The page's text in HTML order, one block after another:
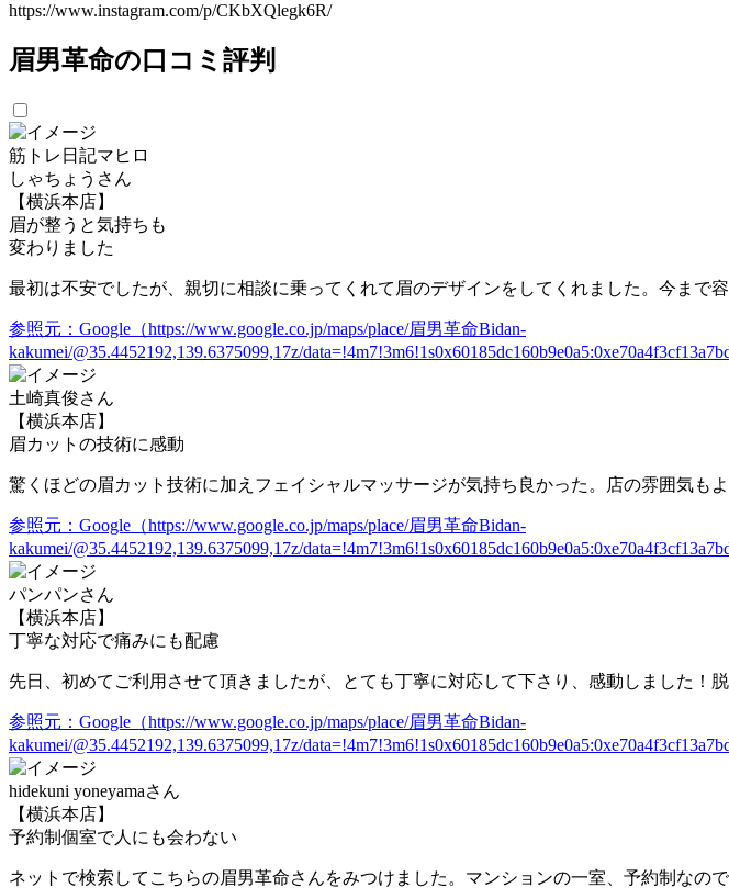
https://www.instagram.com/p/CKbXQlegk6R/
眉男革命の口コミ評判
筋トレ日記マヒロ
しゃちょうさん
【横浜本店】
眉が整うと気持ちも
変わりました
最初は不安でしたが、親切に相談に乗ってくれて眉のデザインをしてくれました。今まで
参照元：Google（https://www.google.co.jp/maps/place/眉男革命Bidan-
kakumei/@35.4452192,139.6375099,17z/
土崎真俊さん
【横浜本店】
眉カットの技術に感動
驚くほどの眉カット技術に加えフェイシャルマッサージが気持ち良かった。店の雰囲気もよ
参照元：Google（https://www.google.co.jp/maps/place/眉男革命Bidan-
kakumei/@35.4452192,139.6375099,17z/
パンパンさん
【横浜本店】
丁寧な対応で痛みにも配慮
先日、初めてご利用させて頂きましたが、とても丁寧に対応して下さり、感動しました！
参照元：Google（https://www.google.co.jp/maps/place/眉男革命Bidan-
kakumei/@35.4452192,139.6375099,17z/
hidekuni yoneyamaさん
【横浜本店】
予約制個室で人にも会わない
ネットで検索してこちらの眉男革命さんをみつけました。 マンションの一室、予約制 なの